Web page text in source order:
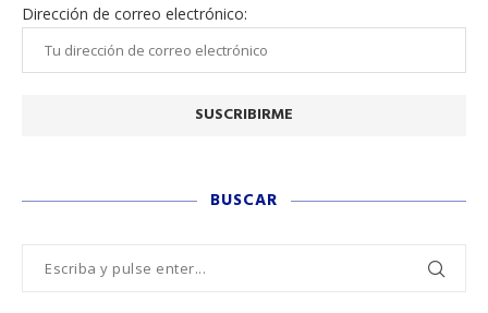
Dirección de correo electrónico:
BUSCAR